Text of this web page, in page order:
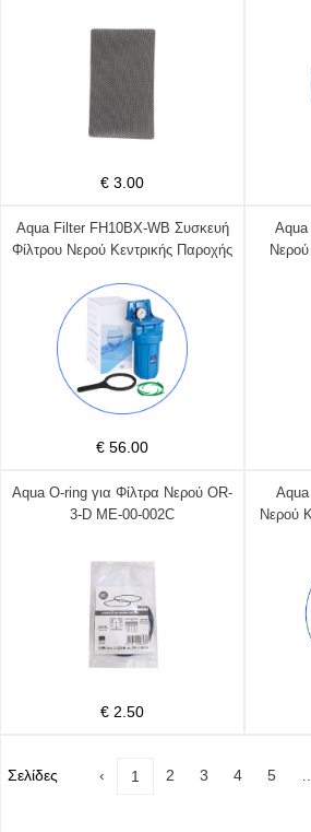
€ 3.00
Aqua Filter FH10BX-WB Συσκευή
Φίλτρου Νερού Κεντρικής Παροχής
100
€ 56.00
Aqua
Aqua O-ring για Φίλτρα Νερού OR-
3-D ME-00-002C
€ 2.50
Νερού
Σελίδες ‹ 1 2 3 4 5